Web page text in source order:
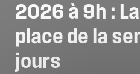
2026 à 9h : La
place de la
jours